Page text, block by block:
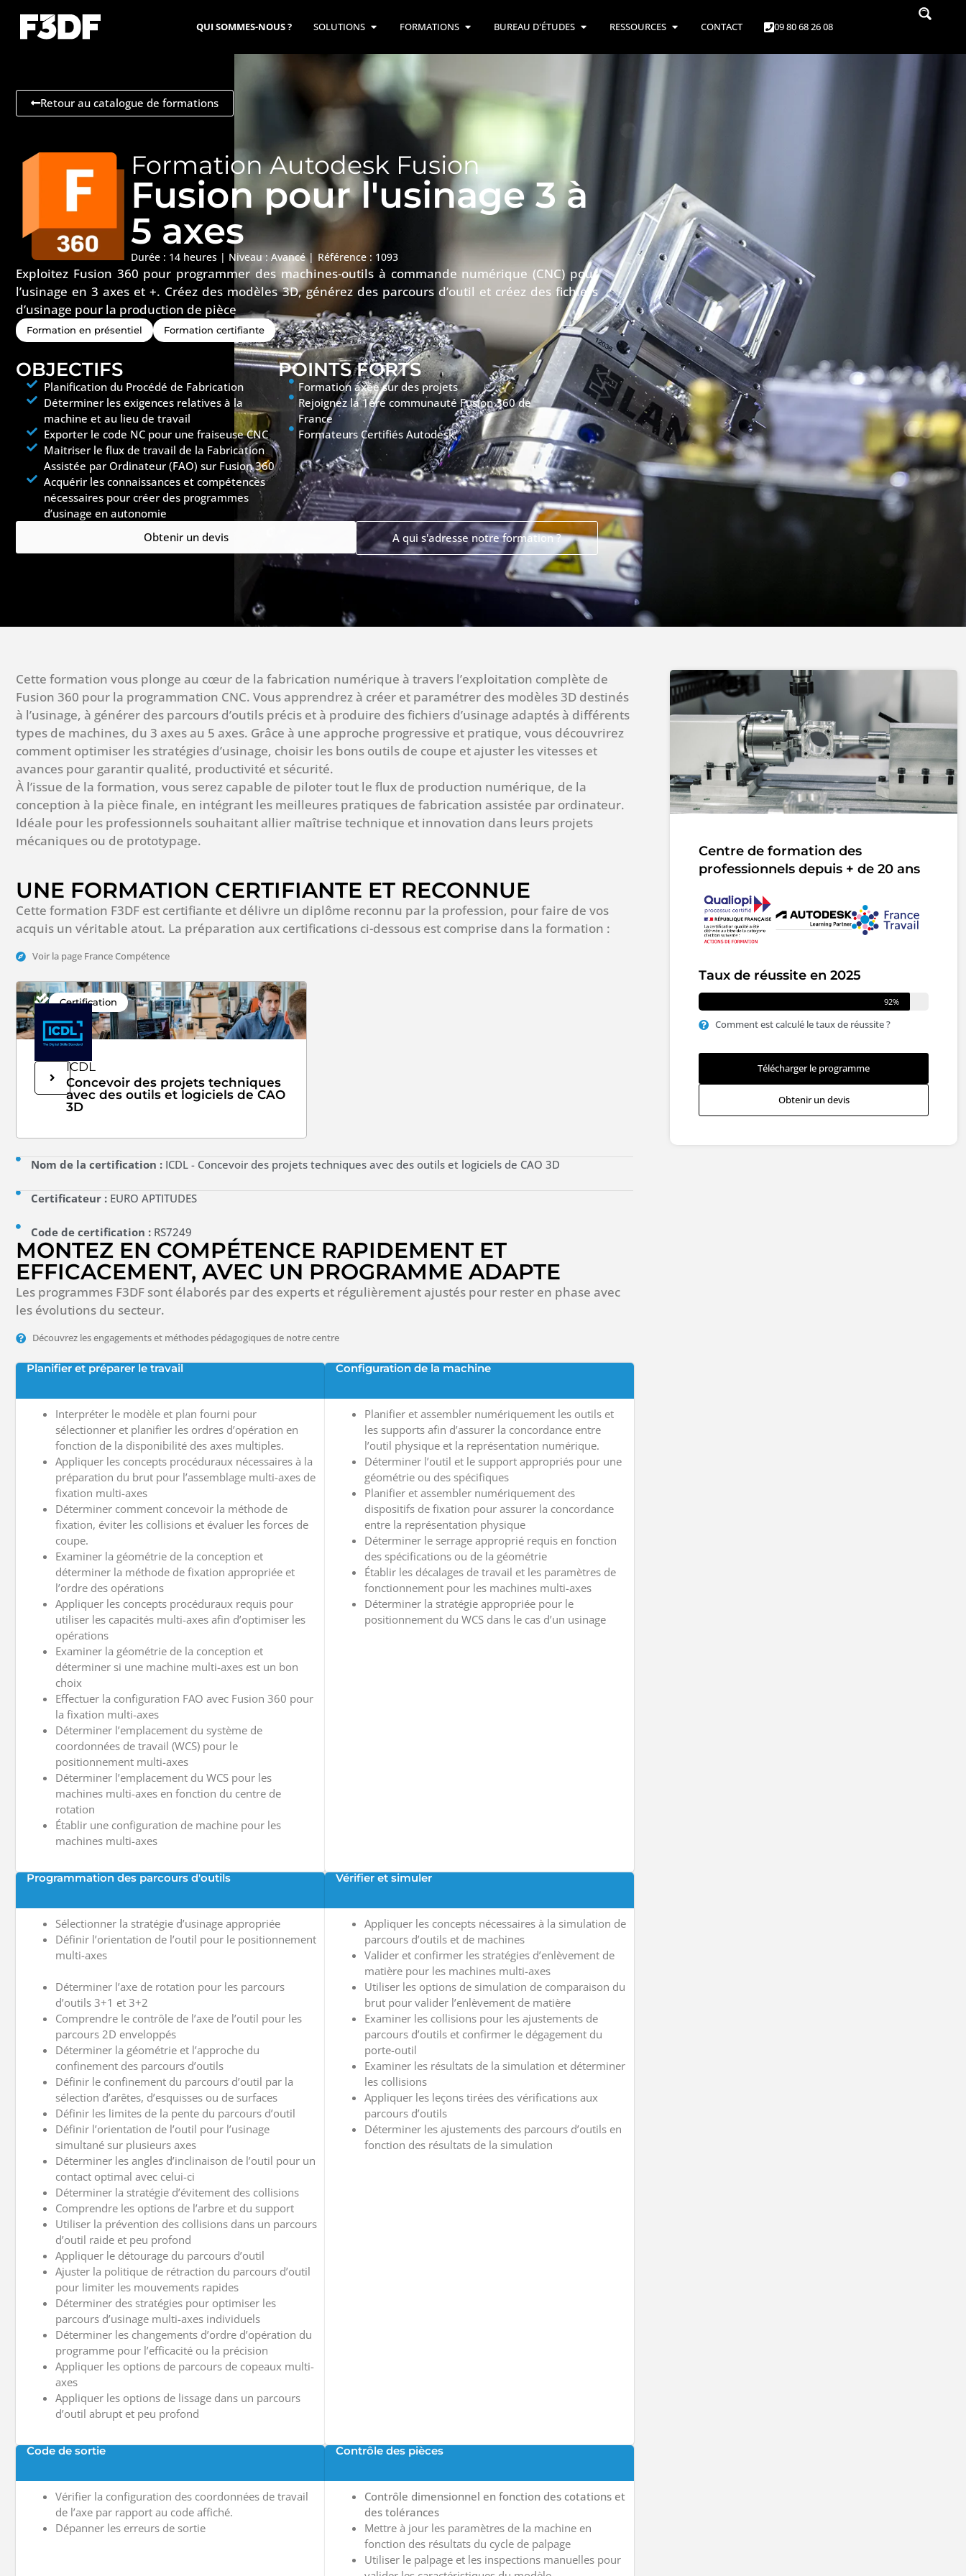
QUI SOMMES-NOUS ? SOLUTIONS FORMATIONS BUREAU D'ÉTUDES RESSOURCES CONTACT 09 80 68 26 08
Retour au catalogue de formations
Formation Autodesk Fusion
Fusion pour l'usinage 3 à
5 axes
Durée : 14 heures | Niveau :Avancé| Référence : 1093
Exploitez Fusion 360 pour programmer des machines-outils à commande numérique (CNC) pour
l’usinage en 3 axes et +. Créez des modèles 3D, générez des parcours d’outil et créez des fichiers
d’usinage pour la production de pièce
Formation en présentiel Formation certifiante
OBJECTIFS
Planification du Procédé de Fabrication
Déterminer les exigences relatives à la
machine et au lieu de travail
Exporter le code NC pour une fraiseuse CNC
Maitriser le flux de travail de la Fabrication
Assistée par Ordinateur (FAO) sur Fusion 360
Acquérir les connaissances et compétences
nécessaires pour créer des programmes
d’usinage en autonomie
POINTS FORTS
Formation axée sur des projets
Rejoignez la 1ère communauté Fusion 360 de
France
Formateurs Certifiés Autodesk
Obtenir un devis A qui s'adresse notre formation ?
Cette formation vous plonge au cœur de la fabrication numérique à travers l’exploitation complète de
Fusion 360 pour la programmation CNC. Vous apprendrez à créer et paramétrer des modèles 3D destinés
à l’usinage, à générer des parcours d’outils précis et à produire des fichiers d’usinage adaptés à différents
types de machines, du 3 axes au 5 axes. Grâce à une approche progressive et pratique, vous découvrirez
comment optimiser les stratégies d’usinage, choisir les bons outils de coupe et ajuster les vitesses et
avances pour garantir qualité, productivité et sécurité.
À l’issue de la formation, vous serez capable de piloter tout le flux de production numérique, de la
conception à la pièce finale, en intégrant les meilleures pratiques de fabrication assistée par ordinateur.
Idéale pour les professionnels souhaitant allier maîtrise technique et innovation dans leurs projets
mécaniques ou de prototypage.
UNE FORMATION CERTIFIANTE ET RECONNUE
Cette formation F3DF est certifiante et délivre un diplôme reconnu par la profession, pour faire de vos
acquis un véritable atout. La préparation aux certifications ci-dessous est comprise dans la formation :
Voir la page France Compétence
Certification
ICDL
Concevoir des projets techniques
avec des outils et logiciels de CAO
3D
Nom de la certification : ICDL - Concevoir des projets techniques avec des outils et logiciels de CAO 3D
Certificateur : EURO APTITUDES
Code de certification : RS7249
MONTEZ EN COMPÉTENCE RAPIDEMENT ET
EFFICACEMENT, AVEC UN PROGRAMME ADAPTE
Les programmes F3DF sont élaborés par des experts et régulièrement ajustés pour rester en phase avec
les évolutions du secteur.
Découvrez les engagements et méthodes pédagogiques de notre centre
Planifier et préparer le travail
Interpréter le modèle et plan fourni pour
sélectionner et planifier les ordres d’opération en
fonction de la disponibilité des axes multiples.
Appliquer les concepts procéduraux nécessaires à la
préparation du brut pour l’assemblage multi-axes de
fixation multi-axes
Déterminer comment concevoir la méthode de
fixation, éviter les collisions et évaluer les forces de
coupe.
Examiner la géométrie de la conception et
déterminer la méthode de fixation appropriée et
l’ordre des opérations
Appliquer les concepts procéduraux requis pour
utiliser les capacités multi-axes afin d’optimiser les
opérations
Examiner la géométrie de la conception et
déterminer si une machine multi-axes est un bon
choix
Effectuer la configuration FAO avec Fusion 360 pour
la fixation multi-axes
Déterminer l’emplacement du système de
coordonnées de travail (WCS) pour le
positionnement multi-axes
Déterminer l’emplacement du WCS pour les
machines multi-axes en fonction du centre de
rotation
Établir une configuration de machine pour les
machines multi-axes
Configuration de la machine
Planifier et assembler numériquement les outils et
les supports afin d’assurer la concordance entre
l’outil physique et la représentation numérique.
Déterminer l’outil et le support appropriés pour une
géométrie ou des spécifiques
Planifier et assembler numériquement des
dispositifs de fixation pour assurer la concordance
entre la représentation physique
Déterminer le serrage approprié requis en fonction
des spécifications ou de la géométrie
Établir les décalages de travail et les paramètres de
fonctionnement pour les machines multi-axes
Déterminer la stratégie appropriée pour le
positionnement du WCS dans le cas d’un usinage
Programmation des parcours d'outils
Sélectionner la stratégie d’usinage appropriée
Définir l’orientation de l’outil pour le positionnement
multi-axes
Déterminer l’axe de rotation pour les parcours
d’outils 3+1 et 3+2
Comprendre le contrôle de l’axe de l’outil pour les
parcours 2D enveloppés
Déterminer la géométrie et l’approche du
confinement des parcours d’outils
Définir le confinement du parcours d’outil par la
sélection d’arêtes, d’esquisses ou de surfaces
Définir les limites de la pente du parcours d’outil
Définir l’orientation de l’outil pour l’usinage
simultané sur plusieurs axes
Déterminer les angles d’inclinaison de l’outil pour un
contact optimal avec celui-ci
Déterminer la stratégie d’évitement des collisions
Comprendre les options de l’arbre et du support
Utiliser la prévention des collisions dans un parcours
d’outil raide et peu profond
Appliquer le détourage du parcours d’outil
Ajuster la politique de rétraction du parcours d’outil
pour limiter les mouvements rapides
Déterminer des stratégies pour optimiser les
parcours d’usinage multi-axes individuels
Déterminer les changements d’ordre d’opération du
programme pour l’efficacité ou la précision
Appliquer les options de parcours de copeaux multi-
axes
Appliquer les options de lissage dans un parcours
d’outil abrupt et peu profond
Vérifier et simuler
Appliquer les concepts nécessaires à la simulation de
parcours d’outils et de machines
Valider et confirmer les stratégies d’enlèvement de
matière pour les machines multi-axes
Utiliser les options de simulation de comparaison du
brut pour valider l’enlèvement de matière
Examiner les collisions pour les ajustements de
parcours d’outils et confirmer le dégagement du
porte-outil
Examiner les résultats de la simulation et déterminer
les collisions
Appliquer les leçons tirées des vérifications aux
parcours d’outils
Déterminer les ajustements des parcours d’outils en
fonction des résultats de la simulation
Code de sortie
Vérifier la configuration des coordonnées de travail
de l’axe par rapport au code affiché.
Dépanner les erreurs de sortie
Contrôle des pièces
Contrôle dimensionnel en fonction des cotations et
des tolérances
Mettre à jour les paramètres de la machine en
fonction des résultats du cycle de palpage
Utiliser le palpage et les inspections manuelles pour
Centre de formation des
professionnels depuis + de 20 ans
Taux de réussite en 2025
92%
Comment est calculé le taux de réussite ?
Télécharger le programme
Obtenir un devis